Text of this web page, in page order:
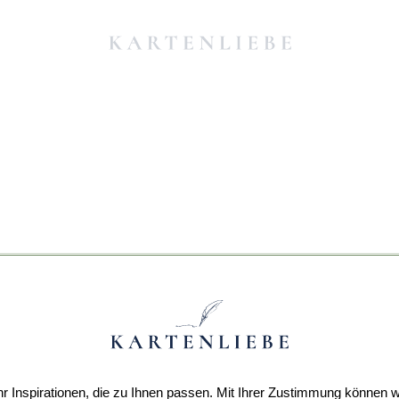
Inspirationen, die zu Ihnen passen. Mit Ihrer Zustimmung können